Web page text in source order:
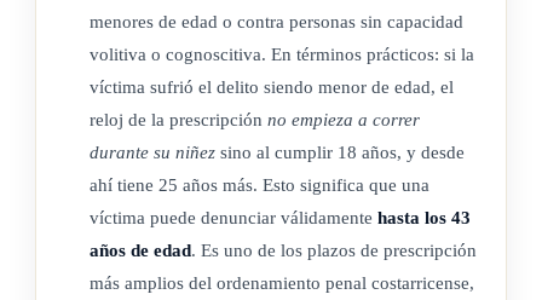
menores de edad o contra personas sin capacidad
volitiva o cognoscitiva. En términos prácticos: si la
víctima sufrió el delito siendo menor de edad, el
reloj de la prescripción no empieza a correr
durante su niñez sino al cumplir 18 años, y desde
ahí tiene 25 años más. Esto significa que una
víctima puede denunciar válidamente hasta los 43
años de edad. Es uno de los plazos de prescripción
más amplios del ordenamiento penal costarricense,